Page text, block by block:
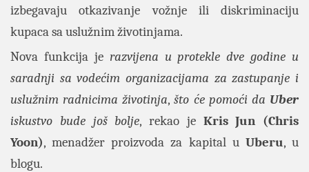
izbegavaju otkazivanje vožnje ili diskriminaciju
kupaca sa uslužnim životinjama.
Nova funkcija je razvijena u protekle dve godine u
saradnji sa vodećim organizacijama za zastupanje i
uslužnim radnicima životinja,što će pomoći da Uber
iskustvo bude još bolje, rekao je Kris Jun (Chris
Yoon), menadžer proizvoda za kapital u Uberu, u
blogu.